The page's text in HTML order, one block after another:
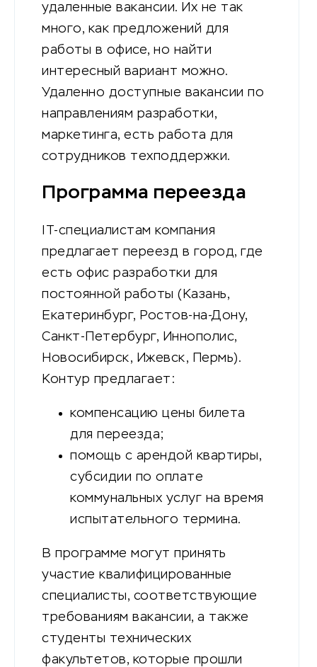
удаленные вакансии. Их не так
много, как предложений для
работы в офисе, но найти
интересный вариант можно.
Удаленно доступные вакансии по
направлениям разработки,
маркетинга, есть работа для
сотрудников техподдержки.
Программа переезда
IT-специалистам компания
предлагает переезд в город, где
есть офис разработки для
постоянной работы (Казань,
Екатеринбург, Ростов-на-Дону,
Санкт-Петербург, Иннополис,
Новосибирск, Ижевск, Пермь).
Контур предлагает:
компенсацию цены билета
для переезда;
помощь с арендой квартиры,
субсидии по оплате
коммунальных услуг на время
испытательного термина.
В программе могут принять
участие квалифицированные
специалисты, соответствующие
требованиям вакансии, а также
студенты технических
факультетов, которые прошли